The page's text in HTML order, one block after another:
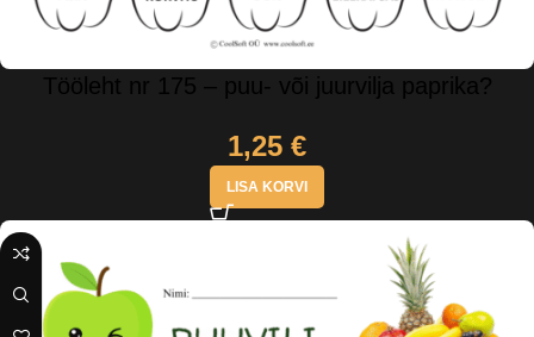
Tööleht nr 175 – puu- või juurvilja paprika?
1,25 €
LISA KORVI